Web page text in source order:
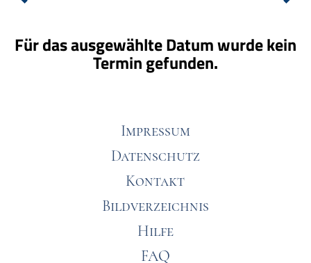
Für das ausgewählte Datum wurde kein
Termin gefunden.
Impressum
Datenschutz
Kontakt
Bildverzeichnis
Hilfe
FAQ